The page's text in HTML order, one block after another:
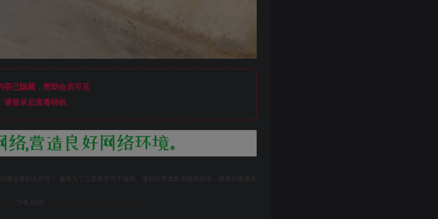
已隐藏，赞助会员可见
请登录后查看特权
运查到会封号！ 避免为了三瓜两枣而不愉快，请自行考虑是否值得花米，感觉不值请关
THE END